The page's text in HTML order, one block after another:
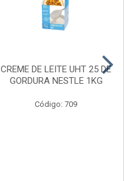
CREME DE LEITE UHT 25 DE
GORDURA NESTLE 1KG
Código: 709